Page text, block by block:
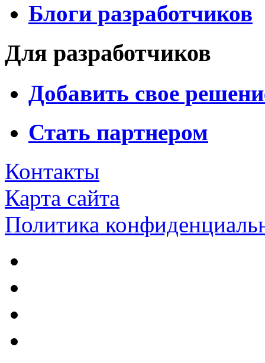
Блоги разработчиков
Для разработчиков
Добавить свое
Стать партнером
Контакты
Карта сайта
Политика